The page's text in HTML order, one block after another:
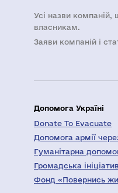
Усі назви компаній,
власникам.
Заяви компаній i
Допомога Україні
Donate To Evacuate
Допомога армії
Гуманітарна
Громадська
Фонд «Повернись